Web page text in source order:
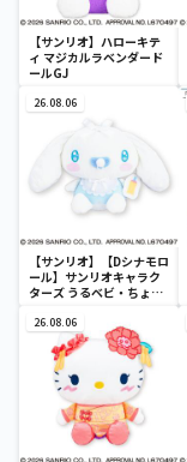
【サンリオ】ハローキテ
ィ マジカルラベンダード
ールGJ
26.08.06
【サンリオ】【Dシナモロ
ール】サンリオキャラク
ターズ うるベビ・ちょい
26.08.06